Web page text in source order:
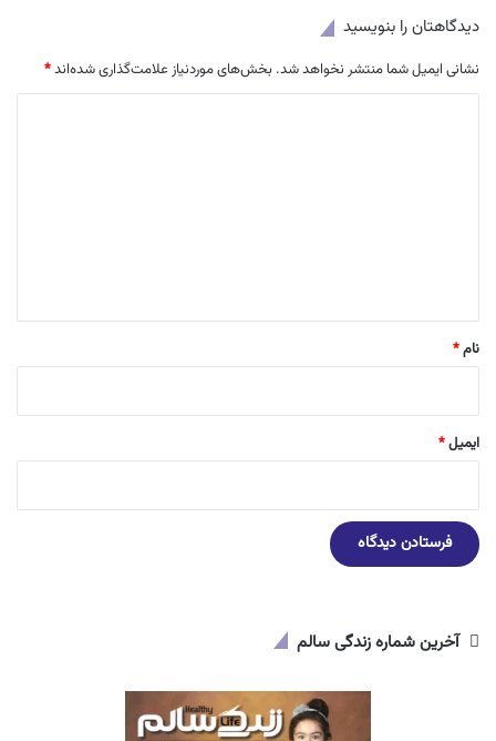
دیدگاهتان را بنویسید
نشانی ایمیل شما منتشر نخواهد شد. بخش‌های موردنیاز علامت‌گذاری شده‌اند*
نام*
ایمیل*
آخرین شماره زندگی سالم